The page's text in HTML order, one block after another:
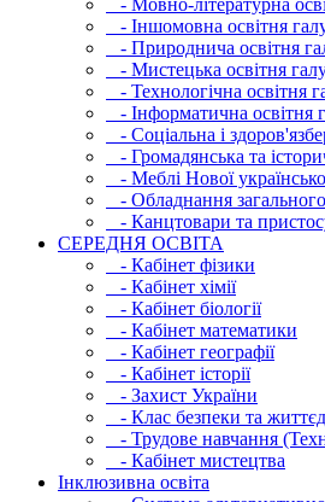
- Мовно-літературна
- Iншомовна освітня
- Природнича освітня
- Мистецька освітня
- Технологічна освітня
- Інфopматична освітня
- Соціальна і
- Громадянська та
- Меблі Нової
- Обладнання
- Канцтовари та
СЕРЕДНЯ ОСВIТА
- Кабінет фізики
- Кабінет хімії
- Кабінет біології
- Кабінет математики
- Кабінет географії
- Кабінет історії
- Захист України
- Клас безпеки та
- Трудове навчання
- Кабінет мистецтва
Інклюзивна освіта